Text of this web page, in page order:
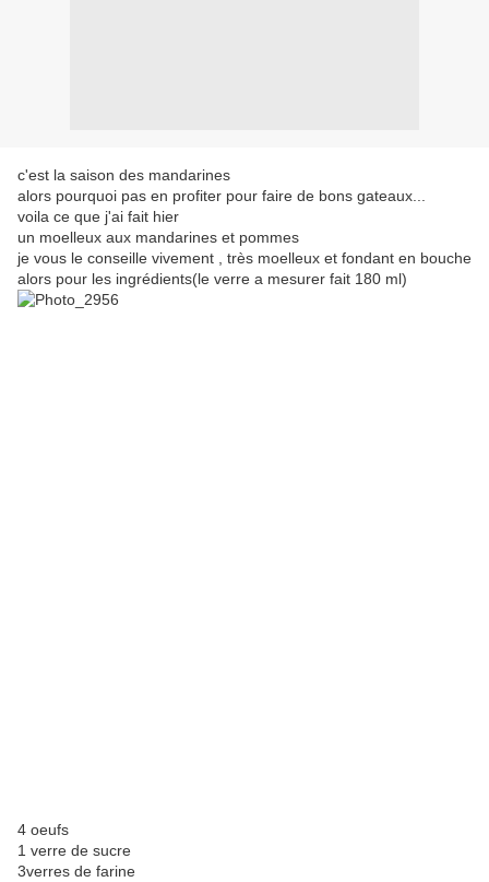
c'est la saison des mandarines
alors pourquoi pas en profiter pour faire de bons gateaux...
voila ce que j'ai fait hier
un moelleux aux mandarines et pommes
je vous le conseille vivement , très moelleux et fondant en bouche
alors pour les ingrédients(le verre a mesurer fait 180 ml)
4 oeufs
1 verre de sucre
3verres de farine